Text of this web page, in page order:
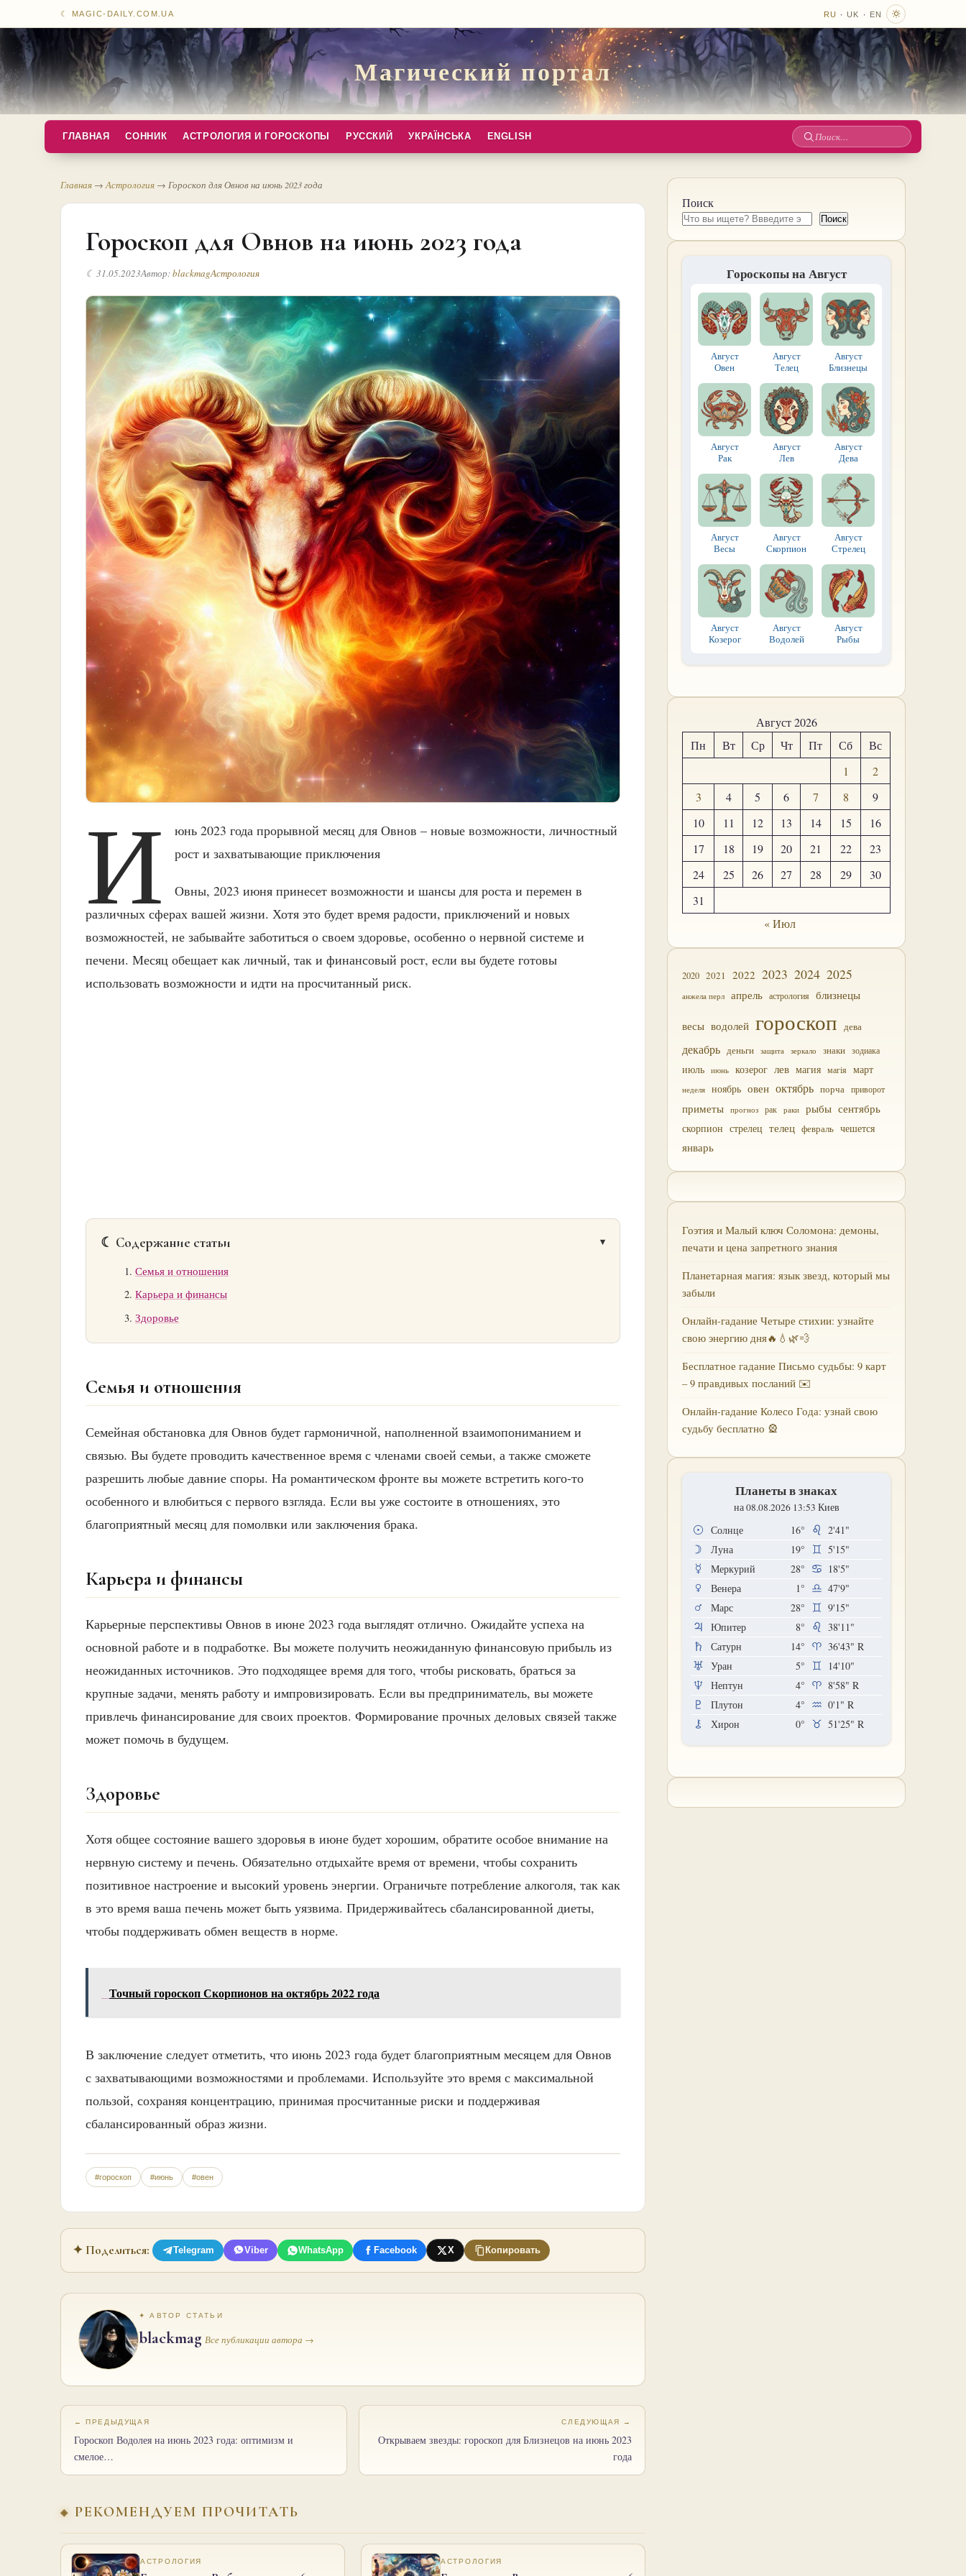
☾ MAGIC-DAILY.COM.UA RU · UK · EN
Магический портал
ГЛАВНАЯ СОННИК АСТРОЛОГИЯ И ГОРОСКОПЫ РУССКИЙ УКРАЇНСЬКА ENGLISH
Поиск
Главная → Астрология → Гороскоп для Овнов на июнь 2023 года
Гороскоп для Овнов на июнь 2023 года
☾ 31.05.2023Автор:blackmagАстрология
И
юнь 2023 года прорывной месяц для Овнов – новые возможности, личностный
рост и захватывающие приключения
Овны, 2023 июня принесет возможности и шансы для роста и перемен в
различных сферах вашей жизни. Хотя это будет время радости, приключений и новых
возможностей, не забывайте заботиться о своем здоровье, особенно о нервной системе и
печени. Месяц обещает как личный, так и финансовый рост, если вы будете готовы
использовать возможности и идти на просчитанный риск.
☾ Содержание статьи
Семья и отношения
Карьера и финансы
Здоровье
Семья и отношения
Семейная обстановка для Овнов будет гармоничной, наполненной взаимопониманием и
связью. Вы будете проводить качественное время с членами своей семьи, а также сможете
разрешить любые давние споры. На романтическом фронте вы можете встретить кого-то
особенного и влюбиться с первого взгляда. Если вы уже состоите в отношениях, это
благоприятный месяц для помолвки или заключения брака.
Карьера и финансы
Карьерные перспективы Овнов в июне 2023 года выглядят отлично. Ожидайте успеха на
основной работе и в подработке. Вы можете получить неожиданную финансовую прибыль из
неожиданных источников. Это подходящее время для того, чтобы рисковать, браться за
крупные задачи, менять работу и импровизировать. Если вы предприниматель, вы можете
привлечь финансирование для своих проектов. Формирование прочных деловых связей также
может помочь в будущем.
Здоровье
Хотя общее состояние вашего здоровья в июне будет хорошим, обратите особое внимание на
нервную систему и печень. Обязательно отдыхайте время от времени, чтобы сохранить
позитивное настроение и высокий уровень энергии. Ограничьте потребление алкоголя, так как
в это время ваша печень может быть уязвима. Придерживайтесь сбалансированной диеты,
чтобы поддерживать обмен веществ в норме.
Точный гороскоп Скорпионов на октябрь 2022 года
В заключение следует отметить, что июнь 2023 года будет благоприятным месяцем для Овнов
с захватывающими возможностями и проблемами. Используйте это время с максимальной
пользой, сохраняя концентрацию, принимая просчитанные риски и поддерживая
сбалансированный образ жизни.
#гороскоп #июнь #овен
✦ Поделиться: Telegram Viber WhatsApp Facebook X Копировать
✦ АВТОР СТАТЬИ
blackmag Все публикации автора →
← ПРЕДЫДУЩАЯ
Гороскоп Водолея на июнь 2023 года: оптимизм и
смелое…
СЛЕДУЮЩАЯ →
Открываем звезды: гороскоп для Близнецов на июнь 2023
года
РЕКОМЕНДУЕМ ПРОЧИТАТЬ
АСТРОЛОГИЯ АСТРОЛОГИЯ
Поиск
Поиск
Гороскопы на Август
Август
Овен
Август
Телец
Август
Близнецы
Август
Рак
Август
Лев
Август
Дева
Август
Весы
Август
Скорпион
Август
Стрелец
Август
Козерог
Август
Водолей
Август
Рыбы
Август 2026
Пн
Вт Ср Чт Пт Сб
Вс
1
2
3
4 5 6 7 8
9
10
11 12 13 14 15
16
17
18 19 20 21 22
23
24
25 26 27 28 29
30
31
« Июл
2020 2021 2022 2023 2024 2025
анжела перл апрель астрология близнецы
весы водолей гороскоп дева
декабрь деньги защита зеркало знаки зодиака
июль июнь козерог лев магия магія март
неделя ноябрь овен октябрь порча приворот
приметы прогноз рак раки рыбы сентябрь
скорпион стрелец телец февраль чешется
январь
Гоэтия и Малый ключ Соломона: демоны,
печати и цена запретного знания
Планетарная магия: язык звезд, который мы
забыли
Онлайн-гадание Четыре стихии: узнайте
свою энергию дня🔥💧🌿💨
Бесплатное гадание Письмо судьбы: 9 карт
– 9 правдивых посланий ✉️
Онлайн-гадание Колесо Года: узнай свою
судьбу бесплатно 🎡
Планеты в знаках
на 08.08.2026 13:53 Киев
Солнце 16°
2'41"
Луна
19°
5'15"
Меркурий
28°
18'5"
Венера
1°
47'9"
Марс
28°
9'15"
Юпитер
8°
38'11"
Сатурн
14° 36'43" R
Уран
5°
14'10"
Нептун
4° 8'58" R
Плутон
4° 0'1" R
Хирон
0° 51'25" R